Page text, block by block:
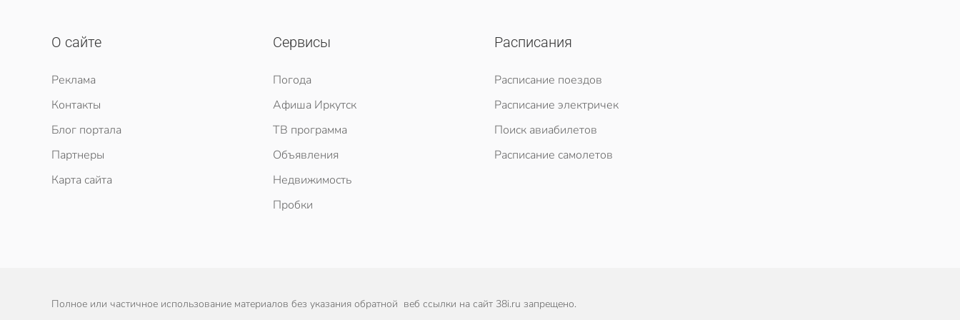
О сайте
Реклама
Контакты
Блог портала
Партнеры
Карта сайта
Сервисы
Погода
Афиша Иркутск
ТВ программа
Объявления
Недвижимость
Пробки
Расписания
Расписание поездов
Расписание электричек
Поиск авиабилетов
Расписание самолетов
Полное или частичное использование материалов без указания обратной веб ссылки на сайт 38i.ru запрещено.